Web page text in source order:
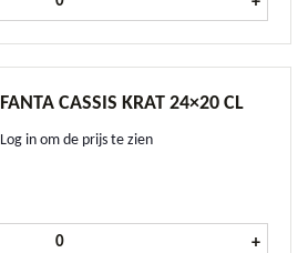
FANTA CASSIS KRAT 24×20 CL
Log in om de prijs te zien
Fanta Cassis krat 24x20 cl aantal
+